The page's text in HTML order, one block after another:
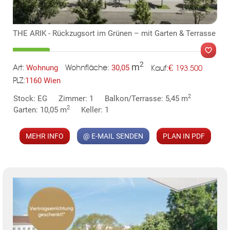
HIGHLIGHTS
* 150 Eigentumswohnungen
* Gärten, Balkone, Loggien und Terrassen
* Großzügige Raumhöhen
* Tiefgaragenstellplätze | E-Mobilität
* Innenhof Ruhelage
* Gemeinschaftsraum
NACHHALTIGKEIT
Für die Wertsteigerung einer Immobilie sind unabhängige
Zertifizierungen und ein Fokus auf Nachhaltigkeit,
Energieeffizienz und Regionalität wichtige Faktoren. WINEGG
THE ARIK - Rückzugsort im Grünen – mit Garten & Terrasse
Art: Wohnung Wohnfläche: 30,05 m2 Kauf:€ 193.500
PLZ:1160 Wien
Stock: EG
Zimmer: 1 Balkon/Terrasse: 5,45 m2
Garten: 10,05 m2 Keller: 1
MEHR INFO @ E-MAIL SENDEN PLAN IN PDF